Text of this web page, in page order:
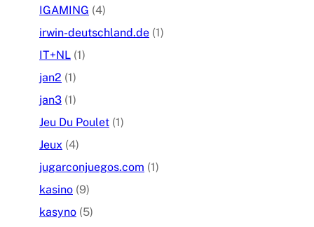
IGAMING (4)
irwin-deutschland.de (1)
IT+NL (1)
jan2 (1)
jan3 (1)
Jeu Du Poulet (1)
Jeux (4)
jugarconjuegos.com (1)
kasino (9)
kasyno (5)